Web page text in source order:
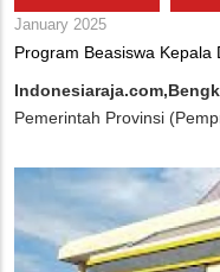
January 2025
Program Beasiswa
Pemerintah Provinsi